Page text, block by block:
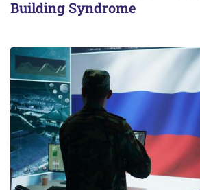
Building Syndrome